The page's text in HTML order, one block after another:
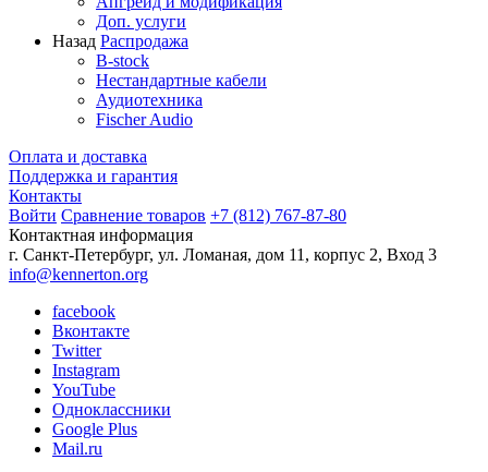
Доп. услуги
Назад Распродажа
B-stock
Нестандартные кабели
Аудиотехника
Fischer Audio
Оплата и доставка
Поддержка и гарантия
Контакты
Войти Сравнение товаров +7 (812) 767-87-80
Контактная информация
г. Санкт-Петербург, ул. Ломаная, дом 11, корпус 2, Вход 3
info@kennerton.org
facebook
Вконтакте
Twitter
Instagram
YouTube
Одноклассники
Google Plus
Mail.ru